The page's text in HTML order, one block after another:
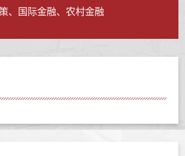
、国际金融、农村金融